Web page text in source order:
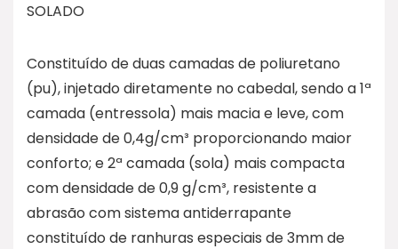
SOLADO
Constituído de duas camadas de poliuretano
(pu), injetado diretamente no cabedal, sendo a 1ª
camada (entressola) mais macia e leve, com
densidade de 0,4g/cm³ proporcionando maior
conforto; e 2ª camada (sola) mais compacta
com densidade de 0,9 g/cm³, resistente a
abrasão com sistema antiderrapante
constituído de ranhuras especiais de 3mm de